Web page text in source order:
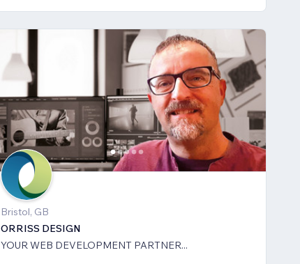
Bristol, GB
ORRISS DESIGN
YOUR WEB DEVELOPMENT PARTNER...